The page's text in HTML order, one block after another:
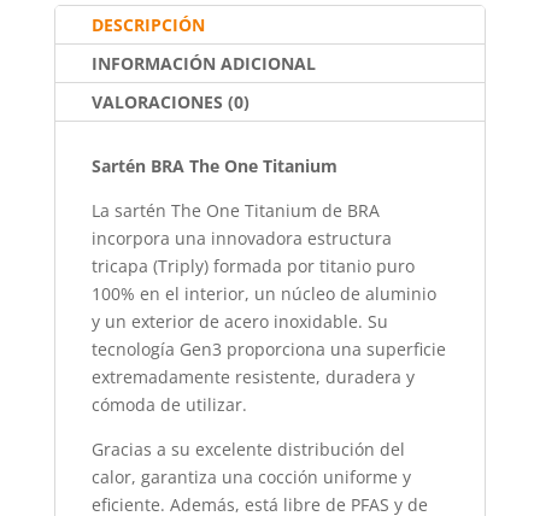
DESCRIPCIÓN
INFORMACIÓN ADICIONAL
VALORACIONES (0)
Sartén BRA The One Titanium
La sartén The One Titanium de BRA
incorpora una innovadora estructura
tricapa (Triply) formada por titanio puro
100% en el interior, un núcleo de aluminio
y un exterior de acero inoxidable. Su
tecnología Gen3 proporciona una superficie
extremadamente resistente, duradera y
cómoda de utilizar.
Gracias a su excelente distribución del
calor, garantiza una cocción uniforme y
eficiente. Además, está libre de PFAS y de